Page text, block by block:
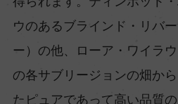
ウのあるブラインド・リバ
ー）の他、ローア・ワイラ
の各サブリージョンの畑か
たピュアであって高い品質